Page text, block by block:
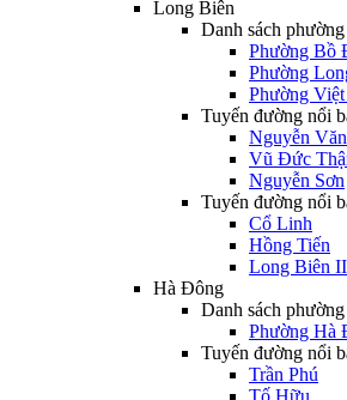
Long Biên
Danh sách phường
Phường Bồ
Phường
Phường
Tuyến đường nổi
Nguyễn
Vũ Đức
Nguyễn Sơn
Tuyến đường nổi
Cổ Linh
Hồng Tiến
Long Biên II
Hà Đông
Danh sách phường
Phường Hà
Tuyến đường nổi
Trần Phú
Tố Hữu